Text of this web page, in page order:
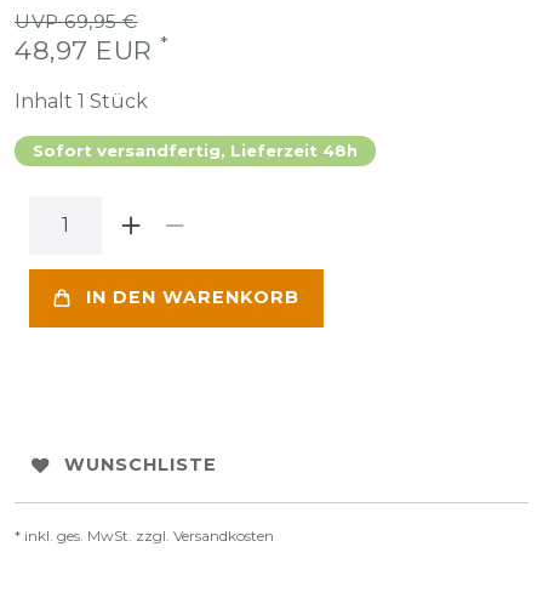
UVP 69,95 €
48,97 EUR *
Inhalt 1 Stück
Sofort versandfertig, Lieferzeit 48h
IN DEN WARENKORB
WUNSCHLISTE
* inkl. ges. MwSt. zzgl. Versandkosten